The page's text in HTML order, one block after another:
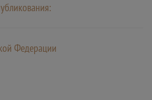
Федерации